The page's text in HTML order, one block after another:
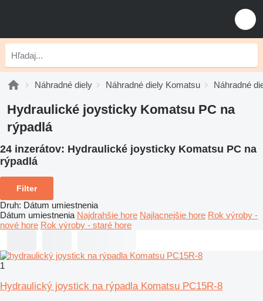
Náhradné diely Náhradné diely Komatsu Náhradné
Hydraulické joysticky Komatsu PC na
rýpadlá
24 inzerátov: Hydraulické joysticky Komatsu PC na
rýpadlá
Filter
Druh: Dátum umiestnenia
Dátum umiestnenia Najdrahšie hore Najlacnejšie hore Rok výroby -
nové hore Rok výroby - staré hore
1
Hydraulický joystick na rýpadla Komatsu PC15R-8